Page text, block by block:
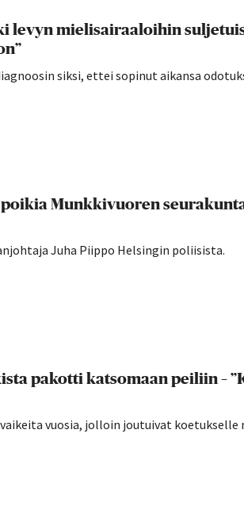
levyn mielisairaaloihin
siksi, ettei sopinut aikansa
Munkkivuoren
Juha Piippo Helsingin poliisista.
pakotti katsomaan peiliin –
vuosia, jolloin joutuivat koetukselle